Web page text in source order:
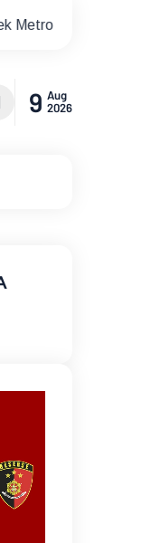
Baru Gelar Nobar
9 Aug
2026